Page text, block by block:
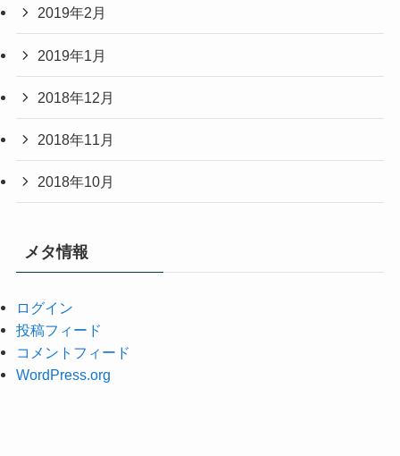
2019年2月
2019年1月
2018年12月
2018年11月
2018年10月
メタ情報
ログイン
投稿フィード
コメントフィード
WordPress.org